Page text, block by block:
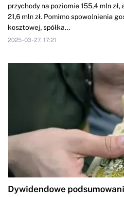
przychody na poziomie 155,4 mln
21,6 mln zł. Pomimo spowolnienia
kosztowej, spółka...
2025-03-27, 17:21
Dywidendowe